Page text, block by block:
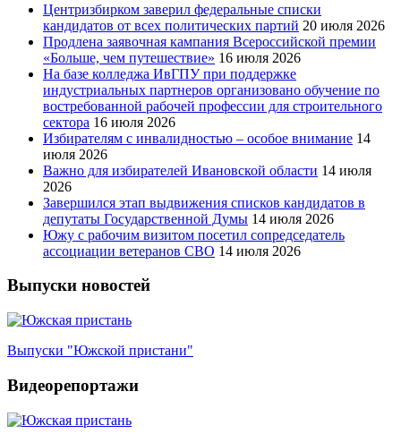
Центризбирком заверил федеральные списки
кандидатов от всех политических партий 20 июля 2026
Продлена заявочная кампания Всероссийской премии
«Больше, чем путешествие» 16 июля 2026
На базе колледжа ИвГПУ при поддержке
индустриальных партнеров организовано обучение по
востребованной рабочей профессии для строительного
сектора 16 июля 2026
Избирателям с инвалидностью – особое внимание 14
июля 2026
Важно для избирателей Ивановской области 14 июля
2026
Завершился этап выдвижения списков кандидатов в
депутаты Государственной Думы 14 июля 2026
Южу с рабочим визитом посетил сопредседатель
ассоциации ветеранов СВО 14 июля 2026
Выпуски новостей
Выпуски "Южской пристани"
Видеорепортажи